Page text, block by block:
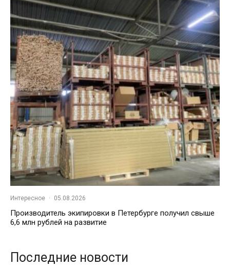
Интересное · 05.08.2026
Производитель экипировки в Петербурге получил свыше
6,6 млн рублей на развитие
Последние новости